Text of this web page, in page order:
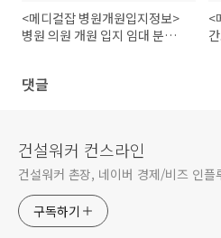
<메디컬잡 병원개원입지정보>
병원 의원 개원 입지 임대 분양
<
댓글
건설워커 컨스라인
건설워커 촌장, 네이버 경제/비즈 인플
구독하기